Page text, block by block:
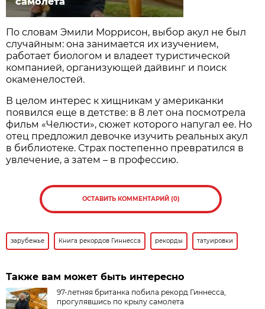
По словам Эмили Моррисон, выбор акул не был
случайным: она занимается их изучением,
работает биологом и владеет туристической
компанией, организующей дайвинг и поиск
окаменелостей.
В целом интерес к хищникам у американки
появился еще в детстве: в 8 лет она посмотрела
фильм «Челюсти», сюжет которого напугал ее. Но
отец предложил девочке изучить реальных акул
в библиотеке. Страх постепенно превратился в
увлечение, а затем – в профессию.
ОСТАВИТЬ КОММЕНТАРИЙ (0)
зарубежье Книга рекордов Гиннесса рекорды татуировки
Также вам может быть интересно
97-летняя британка побила рекорд Гиннесса,
прогулявшись по крылу самолета